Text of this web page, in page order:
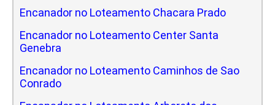
Encanador no Loteamento Chacara Prado
Encanador no Loteamento Center Santa
Genebra
Encanador no Loteamento Caminhos de Sao
Conrado